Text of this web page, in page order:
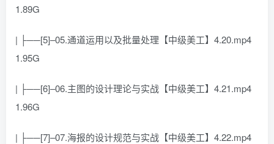
1.89G
| ├──[5]–05.通道运用以及批量处理【中级美工】4.20.mp4
1.95G
| ├──[6]–06.主图的设计理论与实战【中级美工】4.21.mp4
1.96G
| ├──[7]–07.海报的设计规范与实战【中级美工】4.22.mp4